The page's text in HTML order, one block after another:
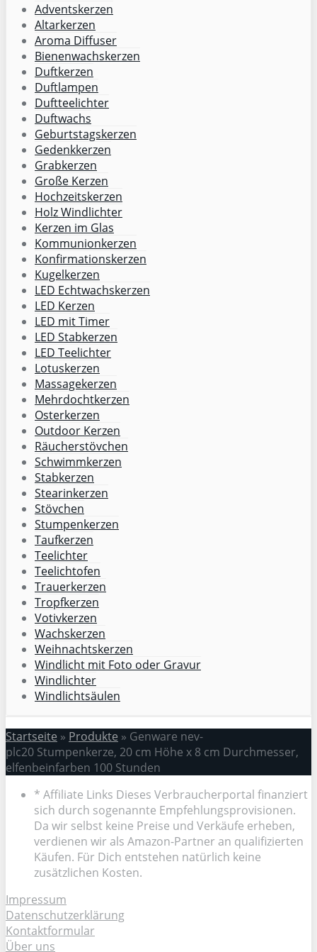
Adventskerzen
Altarkerzen
Aroma Diffuser
Bienenwachskerzen
Duftkerzen
Duftlampen
Duftteelichter
Duftwachs
Geburtstagskerzen
Gedenkkerzen
Grabkerzen
Große Kerzen
Hochzeitskerzen
Holz Windlichter
Kerzen im Glas
Kommunionkerzen
Konfirmationskerzen
Kugelkerzen
LED Echtwachskerzen
LED Kerzen
LED mit Timer
LED Stabkerzen
LED Teelichter
Lotuskerzen
Massagekerzen
Mehrdochtkerzen
Osterkerzen
Outdoor Kerzen
Räucherstövchen
Schwimmkerzen
Stabkerzen
Stearinkerzen
Stövchen
Stumpenkerzen
Taufkerzen
Teelichter
Teelichtofen
Trauerkerzen
Tropfkerzen
Votivkerzen
Wachskerzen
Weihnachtskerzen
Windlicht mit Foto oder Gravur
Windlichter
Windlichtsäulen
Startseite » Produkte » Genware nev-
plc20 Stumpenkerze, 20 cm Höhe x 8 cm Durchmesser,
elfenbeinfarben 100 Stunden
* Affiliate Links Dieses Verbraucherportal finanziert
sich durch sogenannte Empfehlungsprovisionen.
Da wir selbst keine Preise und Verkäufe erheben,
verdienen wir als Amazon-Partner an qualifizierten
Käufen. Für Dich entstehen natürlich keine
zusätzlichen Kosten.
Impressum
Datenschutzerklärung
Kontaktformular
Über uns